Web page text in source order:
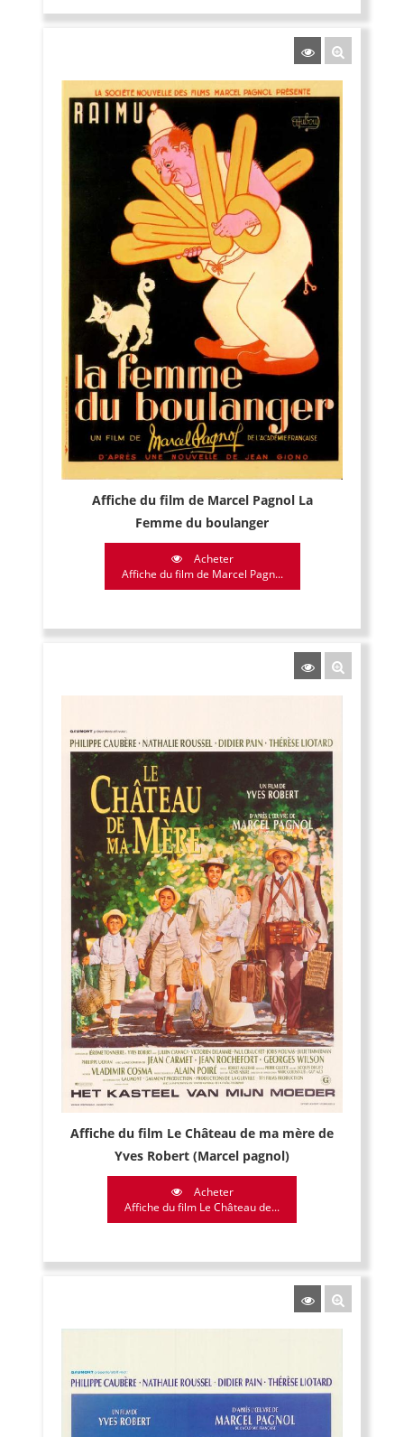
Affiche du film de Marcel Pagnol La
Femme du boulanger
Acheter
Affiche du film de Marcel Pagn...
Affiche du film Le Château de ma mère de
Yves Robert (Marcel pagnol)
Acheter
Affiche du film Le Château de...